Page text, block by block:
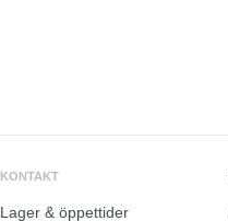
KONTAKT
Lager & öppettider